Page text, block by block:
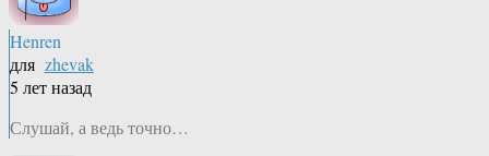
Henren
для zhevak
5 лет назад
Слушай, а ведь точно…